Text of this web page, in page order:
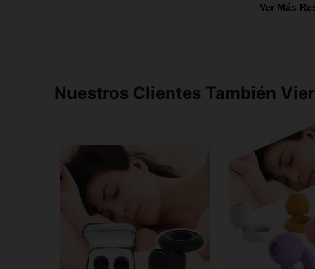
Ver Más
Nuestros Clientes También